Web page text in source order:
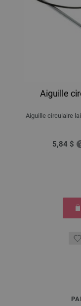
Aiguille
Aiguille circulaire
5,84 $